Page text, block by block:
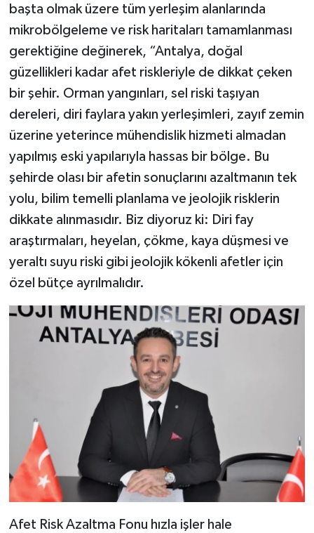
başta olmak üzere tüm yerleşim alanlarında
mikrobölgeleme ve risk haritaları tamamlanması
gerektiğine değinerek, “Antalya, doğal
güzellikleri kadar afet riskleriyle de dikkat çeken
bir şehir. Orman yangınları, sel riski taşıyan
dereleri, diri faylara yakın yerleşimleri, zayıf zemin
üzerine yeterince mühendislik hizmeti almadan
yapılmış eski yapılarıyla hassas bir bölge. Bu
şehirde olası bir afetin sonuçlarını azaltmanın tek
yolu, bilim temelli planlama ve jeolojik risklerin
dikkate alınmasıdır. Biz diyoruz ki: Diri fay
araştırmaları, heyelan, çökme, kaya düşmesi ve
yeraltı suyu riski gibi jeolojik kökenli afetler için
özel bütçe ayrılmalıdır.
Afet Risk Azaltma Fonu hızla işler hale